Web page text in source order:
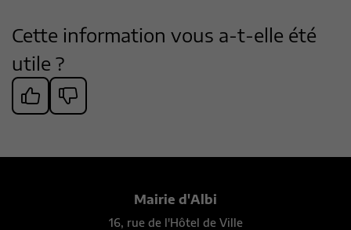
Cette information vous a-t-elle été
utile ?
Mairie d'Albi
16, rue de l'Hôtel de Ville